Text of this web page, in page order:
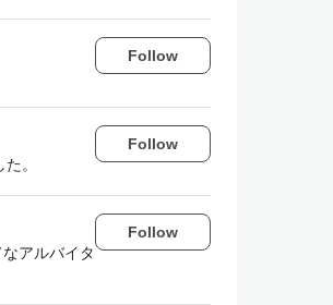
Follow
。
Follow
アルバイタ
Follow